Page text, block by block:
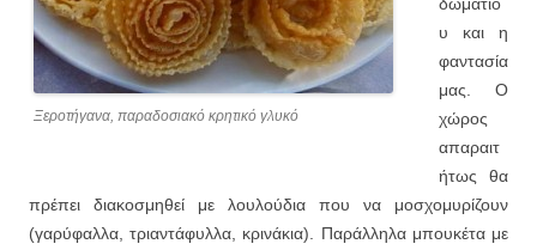
Ξεροτήγανα, παραδοσιακό κρητικό γλυκό
υ και η
φαντασία
μας. Ο
χώρος
απαραιτ
ήτως θα
πρέπει διακοσμηθεί με λουλούδια που να μοσχομυρίζουν
(γαρύφαλλα, τριαντάφυλλα, κρινάκια). Παράλληλα μπουκέτα με